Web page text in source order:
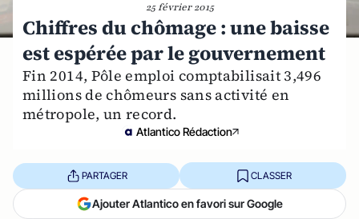
25 février 2015
Chiffres du chômage : une baisse
est espérée par le gouvernement
Fin 2014, Pôle emploi comptabilisait 3,496
millions de chômeurs sans activité en
métropole, un record.
Atlantico Rédaction
PARTAGER CLASSER
Ajouter Atlantico en favori sur Google